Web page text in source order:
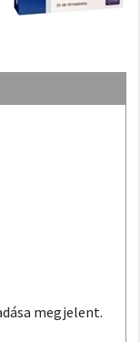
megjelent.